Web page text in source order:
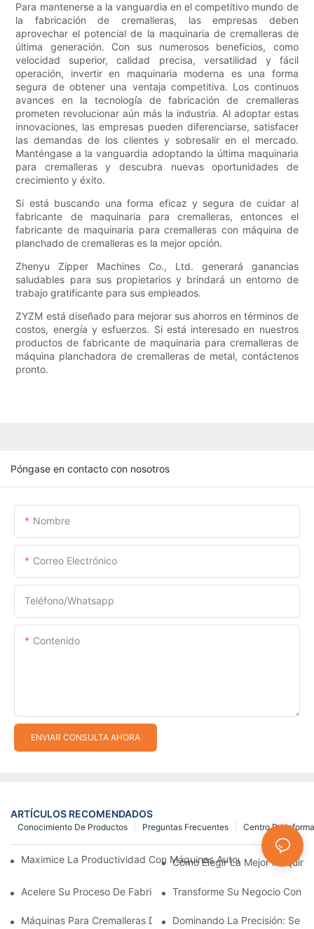
Para mantenerse a la vanguardia en el competitivo mundo de
la fabricación de cremalleras, las empresas deben
aprovechar el potencial de la maquinaria de cremalleras de
última generación. Con sus numerosos beneficios, como
velocidad superior, calidad precisa, versatilidad y fácil
operación, invertir en maquinaria moderna es una forma
segura de obtener una ventaja competitiva. Los continuos
avances en la tecnología de fabricación de cremalleras
prometen revolucionar aún más la industria. Al adoptar estas
innovaciones, las empresas pueden diferenciarse, satisfacer
las demandas de los clientes y sobresalir en el mercado.
Manténgase a la vanguardia adoptando la última maquinaria
para cremalleras y descubra nuevas oportunidades de
crecimiento y éxito.
Si está buscando una forma eficaz y segura de cuidar al
fabricante de maquinaria para cremalleras, entonces el
fabricante de maquinaria para cremalleras con máquina de
planchado de cremalleras es la mejor opción.
Zhenyu Zipper Machines Co., Ltd. generará ganancias
saludables para sus propietarios y brindará un entorno de
trabajo gratificante para sus empleados.
ZYZM está diseñado para mejorar sus ahorros en términos de
costos, energía y esfuerzos. Si está interesado en nuestros
productos de fabricante de maquinaria para cremalleras de
máquina planchadora de cremalleras de metal, contáctenos
pronto.
Póngase en contacto con nosotros
Nombre
Correo Electrónico
Teléfono/whatsapp
Contenido
ENVIAR CONSULTA AHORA
ARTÍCULOS RECOMENDADOS
Centro De
Preguntas Frecuentes
Conocimiento De Productos
Maximice La Productividad Con Máquinas Automáticas Para
Cómo Elegir La Mejor
Acelere Su Proceso De Fabricación De Cremalleras Con
Transforme Su Negocio Con
Máquinas Para Cremalleras De Plástico: Una Guía Completa
Dominando La Precisión: Se